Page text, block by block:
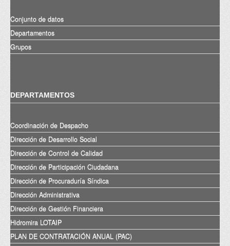
Conjunto de datos
Departamentos
Grupos
DEPARTAMENTOS
Coordinación de Despacho
Dirección de Desarrollo Social
Dirección de Control de Calidad
Dirección de Participación Ciudadana
Dirección de Procuraduría Síndica
Dirección Administrativa
Dirección de Gestión Financiera
Hidromira LOTAIP
PLAN DE CONTRATACIÓN ANUAL (PAC)